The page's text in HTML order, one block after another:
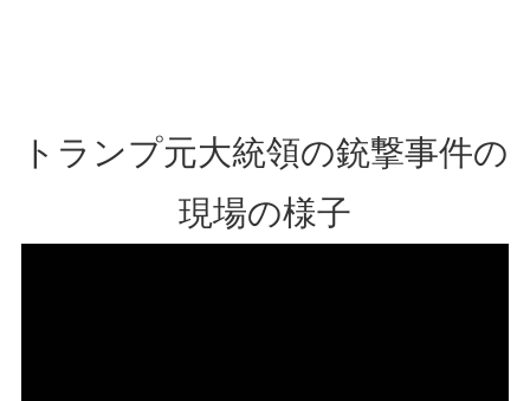
トランプ元大統領の銃撃事件の
現場の様子